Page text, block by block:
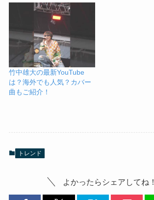
竹中雄大の最新YouTube
は？海外でも人気？カバー
曲もご紹介！
トレンド
よかったらシェアしてね！